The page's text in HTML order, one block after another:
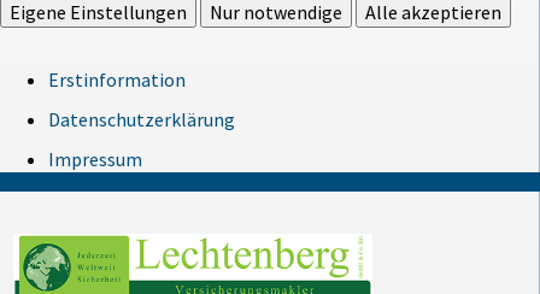
Eigene Einstellungen Nur notwendige Alle akzeptieren
Erstinformation
Datenschutzerklärung
Impressum